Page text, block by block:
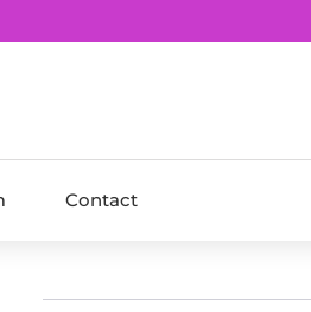
Contact